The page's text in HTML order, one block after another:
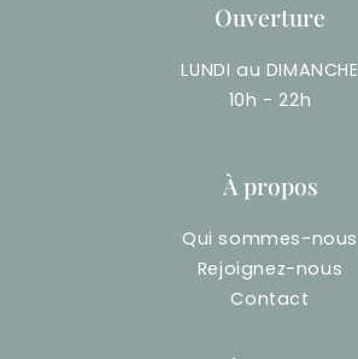
Ouverture
LUNDI au DIMANCHE
10h - 22h
À propos
Qui sommes-nous
Rejoignez-nous
Contact